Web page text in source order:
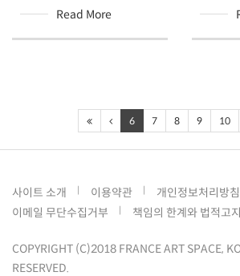
Read More
6 7 8 9 10
사이트 소개 이용약관
개인정보처리방침
이메일 무단수집거부
책임의 한계와 법적고지
COPYRIGHT (C)2018 FRANCE ART SPACE,
RESERVED.